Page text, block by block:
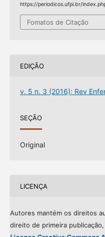
https://periodicos.ufpi.br/
Fomatos de Citação
EDIÇÃO
v. 5 n. 3 (2016): Rev
SEÇÃO
Original
LICENÇA
Autores mantém os direitos
direito de primeira